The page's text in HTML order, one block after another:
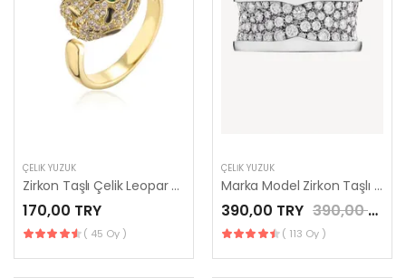
ÇELIK YÜZÜK
Zirkon Taşlı Çelik Leopar Yüzük
170,00 TRY
( 45 Oy )
ÇELIK YÜZÜK
Marka Model Zirkon Taşlı Çelik Yüzük
390,00 TRY 390,00 TRY
( 113 Oy )